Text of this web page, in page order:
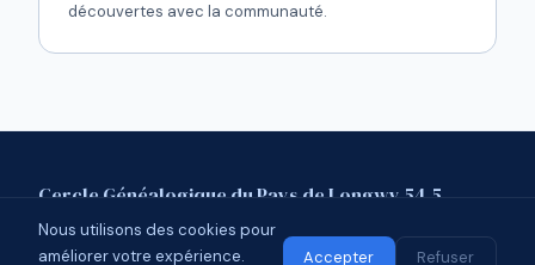
découvertes avec la communauté.
Cercle Généalogique du Pays de Longwy 54.5
Mentions légalesContactForum
© 2026 CGPL 54.5 · Affilié à l'UCGL
Nous utilisons des cookies pour
améliorer votre expérience.
Accepter Refuser